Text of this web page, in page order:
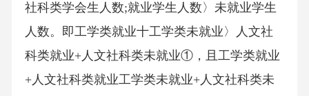
社科类学会生人数;就业学生人数〉未就业学生
人数。即工学类就业十工学类未就业〉人文社
科类就业+人文社科类未就业①，且工学类就业
+人文社科类就业工学类未就业+人文社科类未